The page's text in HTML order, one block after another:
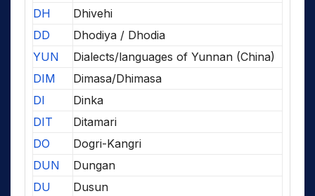
DH
Dhivehi
DD
Dhodiya / Dhodia
YUN
Dialects/languages of Yunnan (China)
DIM
Dimasa/Dhimasa
DI
Dinka
DIT
Ditamari
DO
Dogri-Kangri
DUN
Dungan
DU
Dusun